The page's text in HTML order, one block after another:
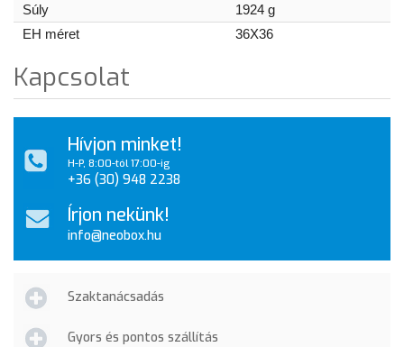
Súly
1924 g
EH méret
36X36
Kapcsolat
Hívjon minket!
H-P, 8:00-tól 17:00-ig
+36 (30) 948 2238
Írjon nekünk!
info@neobox.hu
Szaktanácsadás
Gyors és pontos szállítás